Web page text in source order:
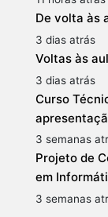
De volta às
3 dias atrás
Voltas às
3 dias atrás
Curso
3 semanas
Projeto de
em
3 semanas